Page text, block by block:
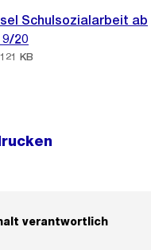
Schulsozialarbeit ab
20
KB
verantwortlich